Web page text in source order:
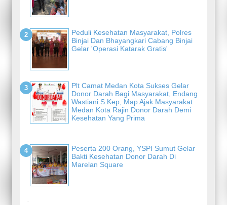
Peduli Kesehatan Masyarakat, Polres
Binjai Dan Bhayangkari Cabang Binjai
Gelar 'Operasi Katarak Gratis'
Plt Camat Medan Kota Sukses Gelar
Donor Darah Bagi Masyarakat, Endang
Wastiani S.Kep, Map Ajak Masyarakat
Medan Kota Rajin Donor Darah Demi
Kesehatan Yang Prima
Peserta 200 Orang, YSPI Sumut Gelar
Bakti Kesehatan Donor Darah Di
Marelan Square
-